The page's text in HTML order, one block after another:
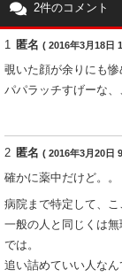
2件のコメント
1 匿名 ( 2016年3月18日
覗いた顔が余りにも惨
パパラッチすげーな、
2 匿名 ( 2016年3月20日
確かに薬中だけど。。
病院まで特定して、こ
一般の人と同じくは
では。
追い詰めていい人なん